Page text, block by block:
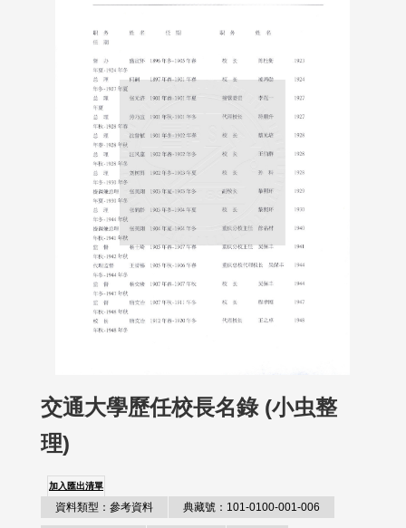
交通大學歷任校長名錄 (小虫整
理)
加入匯出清單
資料類型：參考資料 典藏號：101-0100-001-006